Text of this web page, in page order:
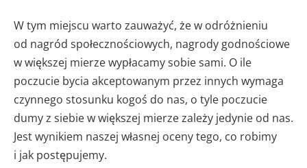
W tym miejscu warto zauważyć, że w odróżnieniu
od nagród społecznościowych, nagrody godnościowe
w większej mierze wypłacamy sobie sami. O ile
poczucie bycia akceptowanym przez innych wymaga
czynnego stosunku kogoś do nas, o tyle poczucie
dumy z siebie w większej mierze zależy jedynie od nas.
Jest wynikiem naszej własnej oceny tego, co robimy
i jak postępujemy.